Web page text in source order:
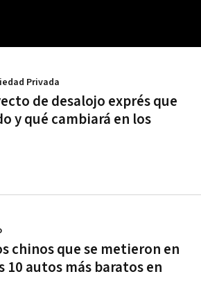
de desalojo exprés que
y qué cambiará en los
Privada
chinos que se metieron en
10 autos más baratos en